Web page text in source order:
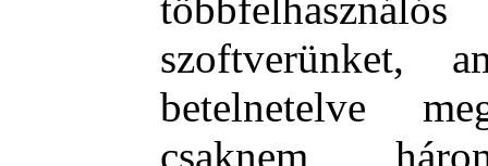
szoftverünket,
betelnetelve
csaknem